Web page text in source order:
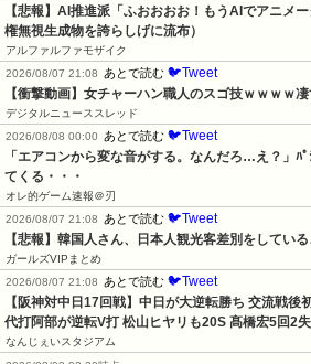
【悲報】AI推進派「ふおおおお！もうAIでアニメ
権無視生成物を誇らしげに流布）
アルファルファモザイク
2026/08/07 21:08
あとで読む 🐦Tweet
【衝撃動画】女チャーハン職人のスゴ技ｗｗｗｗ凄
デジタルニューススレッド
2026/08/08 00:00
あとで読む 🐦Tweet
「エアコンから変な音がする。なんだろ…え？」ﾊ
てくる・・・
オレ的ゲーム速報＠刃
2026/08/07 21:08
あとで読む 🐦Tweet
【悲報】韓国人さん、日本人観光客差別をしてい
ガールズVIPまとめ
2026/08/07 21:08
あとで読む 🐦Tweet
【阪神対中日17回戦】中日が大逆転勝ち 交流戦後
代打阿部が逆転V打 松山ヒヤリも20S 髙橋宏5回2
なんじぇいスタジアム